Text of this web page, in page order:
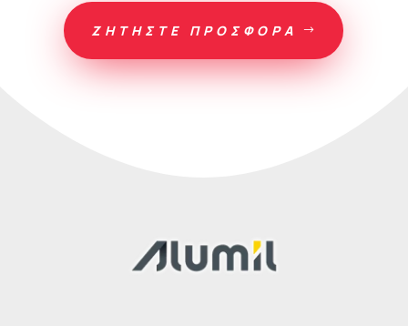
ΖΗΤΗΣΤΕ ΠΡΟΣΦΟΡΑ